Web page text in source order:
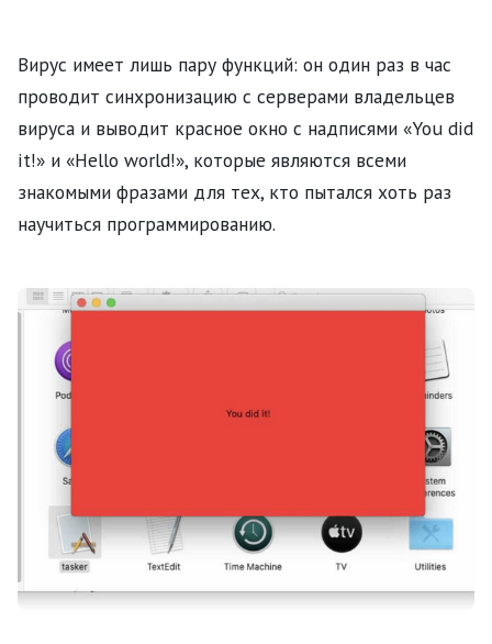
Вирус имеет лишь пару функций: он один раз в час
проводит синхронизацию с серверами владельцев
вируса и выводит красное окно с надписями «You did
it!» и «Hello world!», которые являются всеми
знакомыми фразами для тех, кто пытался хоть раз
научиться программированию.